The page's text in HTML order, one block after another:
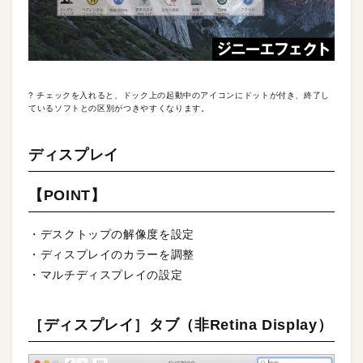
? チェックを入れると、ドック上の起動中のアイコンにドットが付き、終了し
ているソフトとの区別がつきやすくなります。
ディスプレイ
【POINT】
・デスクトップの解像度を設定
・ディスプレイのカラーを調整
・マルチディスプレイの設定
［ディスプレイ］タブ（非Retina Display）